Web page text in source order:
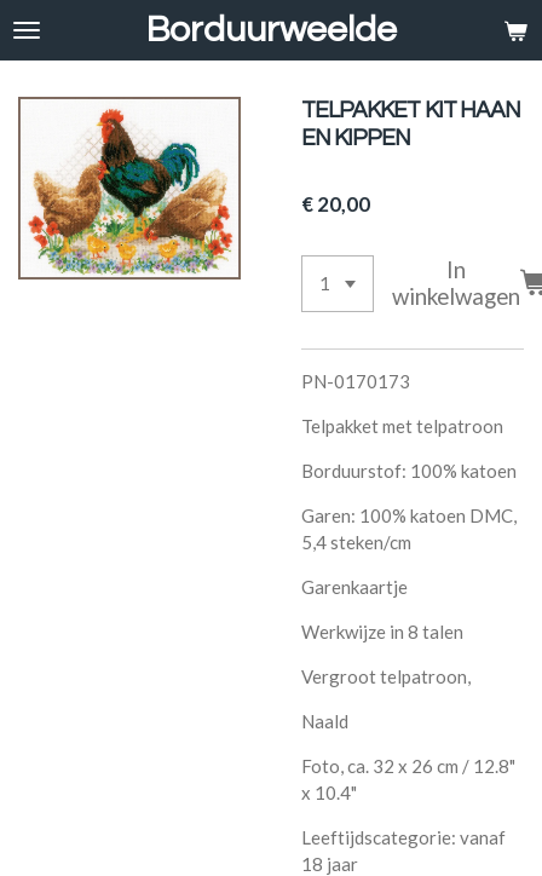
Ga
de
hoofdinhoud
Borduurweelde
TELPAKKET KIT HAAN
EN KIPPEN
€ 20,00
In
winkelwagen
PN-0170173
Telpakket met telpatroon
Borduurstof: 100% katoen
Garen: 100% katoen DMC,
5,4 steken/cm
Garenkaartje
Werkwijze in 8 talen
Vergroot telpatroon,
Naald
Foto, ca. 32 x 26 cm / 12.8"
x 10.4"
Leeftijdscategorie: vanaf
18 jaar